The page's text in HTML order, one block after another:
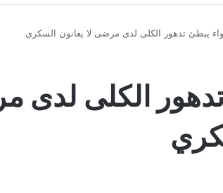
يبطئ تدهور الكلى لدى مرضى لا يعانون السكري
الكلى لدى